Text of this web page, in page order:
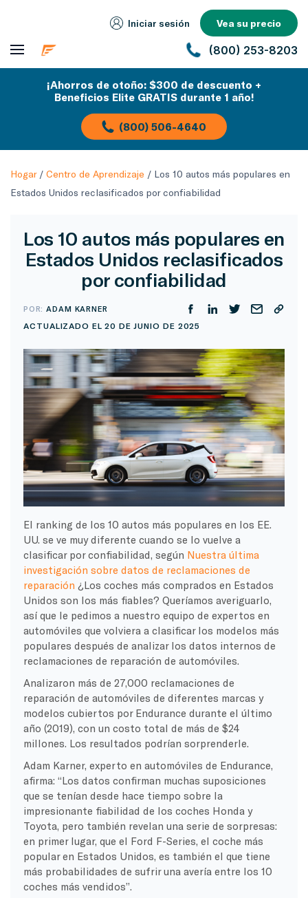
Iniciar sesión Vea su precio
(800) 253-8203
¡Ahorros de otoño: $300 de descuento +
Beneficios Elite GRATIS durante 1 año!
(800) 506-4640
Hogar/ Centro de Aprendizaje / Los 10 autos más populares en
Estados Unidos reclasificados por confiabilidad
Los 10 autos más populares en
Estados Unidos reclasificados
por confiabilidad
POR:ADAM KARNER
ACTUALIZADO EL 20 DE JUNIO DE 2025
El ranking de los 10 autos más populares en los EE.
UU. se ve muy diferente cuando se lo vuelve a
clasificar por confiabilidad, según Nuestra última
investigación sobre datos de reclamaciones de
reparación ¿Los coches más comprados en Estados
Unidos son los más fiables? Queríamos averiguarlo,
así que le pedimos a nuestro equipo de expertos en
automóviles que volviera a clasificar los modelos más
populares después de analizar los datos internos de
reclamaciones de reparación de automóviles.
Analizaron más de 27,000 reclamaciones de
reparación de automóviles de diferentes marcas y
modelos cubiertos por Endurance durante el último
año (2019), con un costo total de más de $24
millones. Los resultados podrían sorprenderle.
Adam Karner, experto en automóviles de Endurance,
afirma: “Los datos confirman muchas suposiciones
que se tenían desde hace tiempo sobre la
impresionante fiabilidad de los coches Honda y
Toyota, pero también revelan una serie de sorpresas:
en primer lugar, que el Ford F-Series, el coche más
popular en Estados Unidos, es también el que tiene
más probabilidades de sufrir una avería entre los 10
coches más vendidos”.